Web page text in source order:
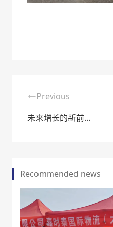
Previous
未来增长的新前沿•新质生产的风向标
Recommended news